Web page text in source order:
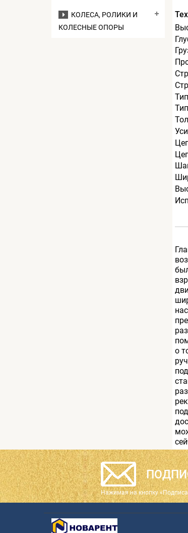
КОЛЕСА, РОЛИКИ И
КОЛЕСНЫЕ ОПОРЫ
о
Нажимая на кнопку